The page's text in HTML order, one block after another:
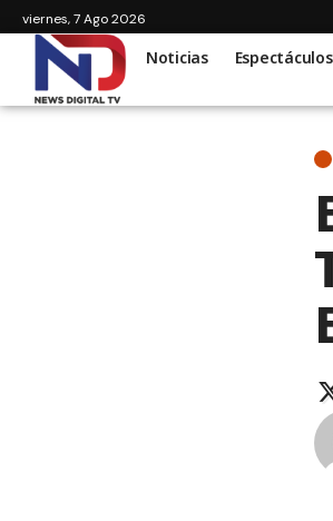
viernes, 7 Ago 2026
Noticias Espectáculos